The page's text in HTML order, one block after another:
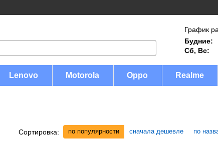
График
Будние:
Сб, Вс:
Lenovo Motorola Oppo Realme
Сортировка: по популярности сначала дешевле по